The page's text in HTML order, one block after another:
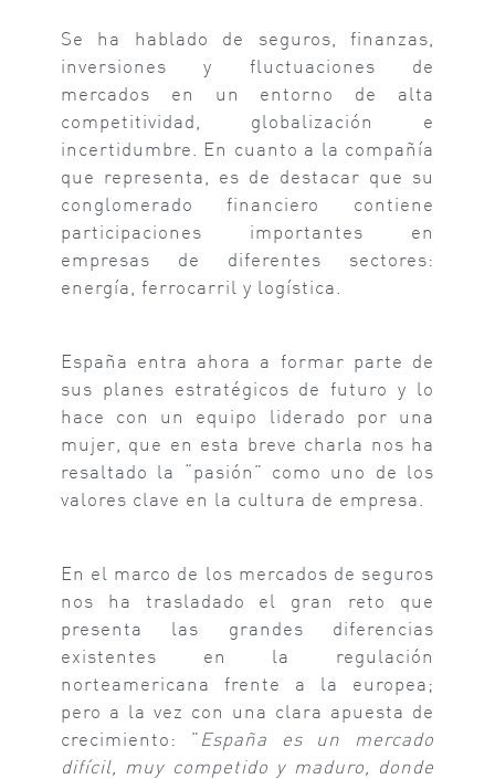
Se ha hablado de seguros, finanzas,
inversiones y fluctuaciones de
mercados en un entorno de alta
competitividad, globalización e
incertidumbre. En cuanto a la compañía
que representa, es de destacar que su
conglomerado financiero contiene
participaciones importantes en
empresas de diferentes sectores:
energía, ferrocarril y logística.
España entra ahora a formar parte de
sus planes estratégicos de futuro y lo
hace con un equipo liderado por una
mujer, que en esta breve charla nos ha
resaltado la “pasión” como uno de los
valores clave en la cultura de empresa.
En el marco de los mercados de seguros
nos ha trasladado el gran reto que
presenta las grandes diferencias
existentes en la regulación
norteamericana frente a la europea;
pero a la vez con una clara apuesta de
crecimiento: ” España es un mercado
difícil, muy competido y maduro, donde